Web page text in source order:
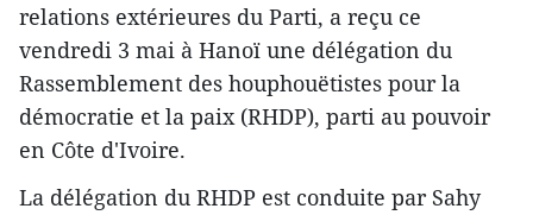
relations extérieures du Parti, a reçu ce
vendredi 3 mai à Hanoï une délégation du
Rassemblement des houphouëtistes pour la
démocratie et la paix (RHDP), parti au pouvoir
en Côte d'Ivoire.
La délégation du RHDP est conduite par Sahy